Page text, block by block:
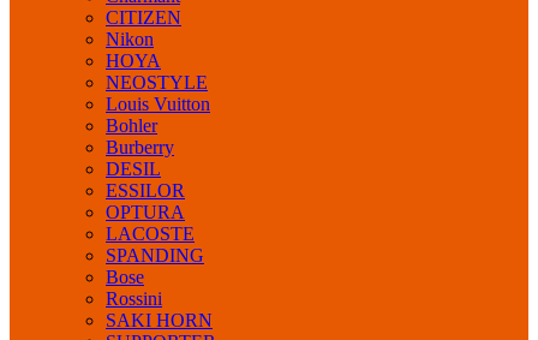
CITIZEN
Nikon
HOYA
NEOSTYLE
Louis Vuitton
Bohler
Burberry
DESIL
ESSILOR
OPTURA
LACOSTE
SPANDING
Bose
Rossini
SAKI HORN